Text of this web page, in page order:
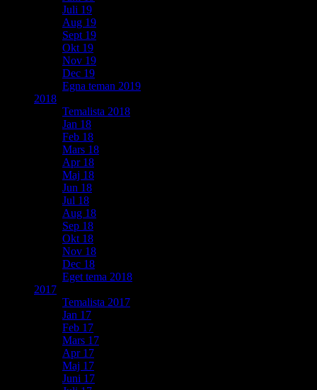
Juli 19
Aug 19
Sept 19
Okt 19
Nov 19
Dec 19
Egna teman 2019
2018
Temalista 2018
Jan 18
Feb 18
Mars 18
Apr 18
Maj 18
Jun 18
Jul 18
Aug 18
Sep 18
Okt 18
Nov 18
Dec 18
Eget tema 2018
2017
Temalista 2017
Jan 17
Feb 17
Mars 17
Apr 17
Maj 17
Juni 17